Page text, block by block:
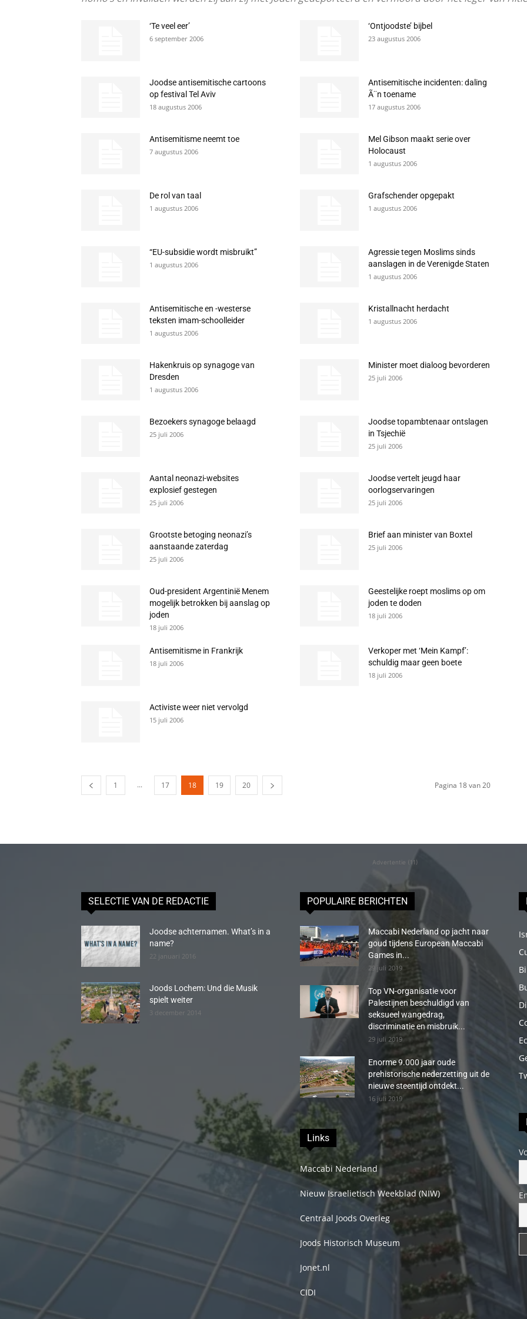
‘Te veel eer’
6 september 2006
‘Ontjoodste’ bijbel
23 augustus 2006
Joodse antisemitische cartoons
op festival Tel Aviv
18 augustus 2006
Antisemitische incidenten: daling
Ã¨n toename
17 augustus 2006
Antisemitisme neemt toe
7 augustus 2006
Mel Gibson maakt serie over
Holocaust
1 augustus 2006
De rol van taal
1 augustus 2006
Grafschender opgepakt
1 augustus 2006
“EU-subsidie wordt misbruikt”
1 augustus 2006
Agressie tegen Moslims sinds
aanslagen in de Verenigde Staten
1 augustus 2006
Antisemitische en -westerse
teksten imam-schoolleider
1 augustus 2006
Kristallnacht herdacht
1 augustus 2006
Hakenkruis op synagoge van
Dresden
1 augustus 2006
Minister moet dialoog bevorderen
25 juli 2006
Bezoekers synagoge belaagd
25 juli 2006
Joodse topambtenaar ontslagen
in Tsjechië
25 juli 2006
Aantal neonazi-websites
explosief gestegen
25 juli 2006
Joodse vertelt jeugd haar
oorlogservaringen
25 juli 2006
Grootste betoging neonazi’s
aanstaande zaterdag
25 juli 2006
Brief aan minister van Boxtel
25 juli 2006
Oud-president Argentinië Menem
mogelijk betrokken bij aanslag op
joden
18 juli 2006
Geestelijke roept moslims op om
joden te doden
18 juli 2006
Antisemitisme in Frankrijk
18 juli 2006
Verkoper met ‘Mein Kampf’:
schuldig maar geen boete
18 juli 2006
Activiste weer niet vervolgd
15 juli 2006
1 ... 17 18 19 20 Pagina 18 van 20
Advertentie (11)
SELECTIE VAN DE REDACTIE
Joodse achternamen. What’s in a
name?
22 januari 2016
Joods Lochem: Und die Musik
spielt weiter
3 december 2014
POPULAIRE BERICHTEN
Maccabi Nederland op jacht naar
goud tijdens European Maccabi
Games in...
29 juli 2019
Top VN-organisatie voor
Palestijnen beschuldigd van
seksueel wangedrag,
discriminatie en misbruik...
29 juli 2019
Enorme 9.000 jaar oude
prehistorische nederzetting uit de
nieuwe steentijd ontdekt...
16 juli 2019
Links
Maccabi Nederland
Nieuw Israelietisch Weekblad (NIW)
Centraal Joods Overleg
Joods Historisch Museum
Jonet.nl
CIDI